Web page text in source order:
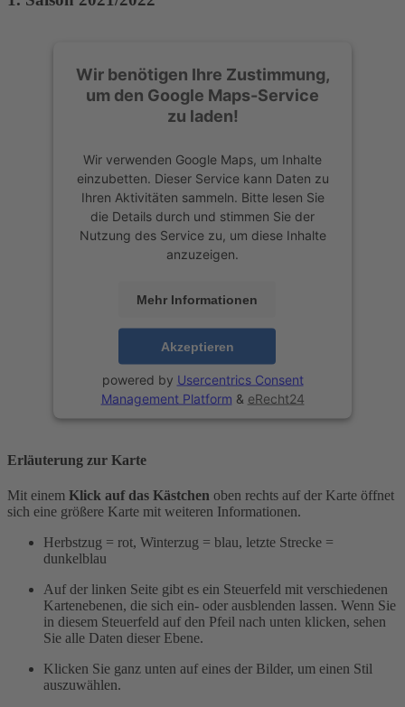
Wir benötigen Ihre Zustimmung,
um den Google Maps-Service
zu laden!
Wir verwenden Google Maps, um Inhalte
einzubetten. Dieser Service kann Daten zu
Ihren Aktivitäten sammeln. Bitte lesen Sie
die Details durch und stimmen Sie der
Nutzung des Service zu, um diese Inhalte
anzuzeigen.
Mehr Informationen
Akzeptieren
powered by Usercentrics Consent
Management Platform & eRecht24
Erläuterung zur Karte
Mit einem Klick auf das Kästchen oben rechts auf der Karte öffnet
sich eine größere Karte mit weiteren Informationen.
Herbstzug = rot, Winterzug = blau, letzte Strecke =
dunkelblau
Auf der linken Seite gibt es ein Steuerfeld mit verschiedenen
Kartenebenen, die sich ein- oder ausblenden lassen. Wenn Sie
in diesem Steuerfeld auf den Pfeil nach unten klicken, sehen
Sie alle Daten dieser Ebene.
Klicken Sie ganz unten auf eines der Bilder, um einen Stil
auszuwählen.